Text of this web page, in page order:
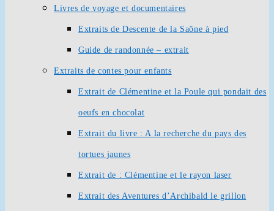
Livres de voyage et documentaires
Extraits de Descente de la Saône à pied
Guide de randonnée – extrait
Extraits de contes pour enfants
Extrait de Clémentine et la Poule qui pondait des
oeufs en chocolat
Extrait du livre : A la recherche du pays des
tortues jaunes
Extrait de : Clémentine et le rayon laser
Extrait des Aventures d’Archibald le grillon